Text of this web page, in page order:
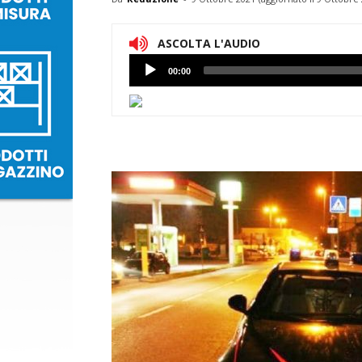
ASCOLTA L'AUDIO
Lettore
Audio
00:00